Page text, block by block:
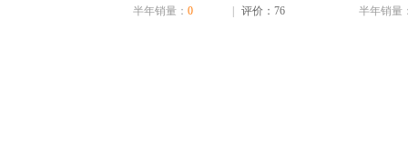
半年销量： 0 评价：76 半年销量